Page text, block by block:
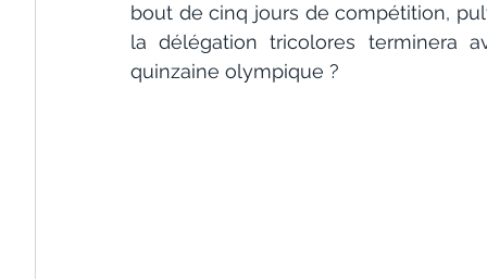
bout de cinq jours de compétition,
la délégation tricolores terminera
quinzaine olympique ?